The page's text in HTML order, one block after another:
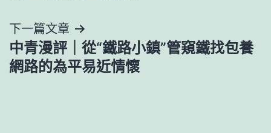
覽
下一篇文章
中青漫評｜從“鐵路小鎮”管窺鐵找包養
網路的為平易近情懷